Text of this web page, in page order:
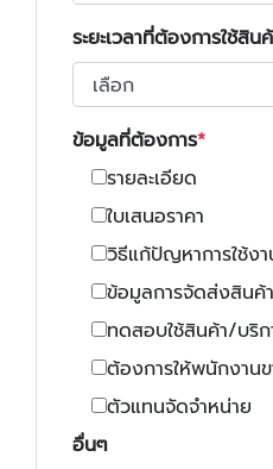
ระยะเวลาที่ต้องการใช้สิน
ข้อมูลที่ต้องการ
รายละเอียด
ใบเสนอราคา
วิธีแก้ปัญหาการใช้งา
ข้อมูลการจัดส่งสินค้า
ทดสอบใช้สินค้า/บริก
ต้องการให้พนักงาน
ตัวแทนจัดจำหน่าย
อื่นๆ